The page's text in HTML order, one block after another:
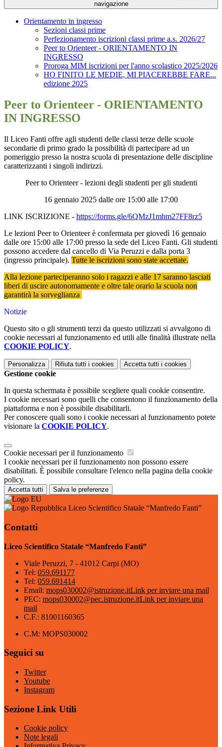
navigazione
Orientamento in ingresso
Sezioni classi prime
Perfezionamento iscrizioni classi prime a.s. 2026/27
Peer to Orienteer - ORIENTAMENTO IN
INGRESSO
Proroga MIM iscrizioni per l'anno scolastico 2025/2026
HO FINITO LE MEDIE, MI PIACEREBBE FARE...
edizione 2025
Peer to Orienteer - ORIENTAMENTO
IN INGRESSO
Il Liceo Fanti offre agli studenti delle classi terze delle scuole
secondarie di primo grado la possibilità di partecipare ad un
pomeriggio presso la nostra scuola di presentazione delle discipline
caratterizzanti i singoli indirizzi.
Peer to Orienteer - lezioni degli studenti per gli studenti
16 gennaio 2025 dalle ore 15:00 alle 17:00
LINK ISCRIZIONE - https://forms.gle/6QMzJ1mhm27FF8rz5
Le lezioni Peer to Orienteer è confermata per giovedì 16 gennaio
dalle ore 15:00 alle 17:00 presso la sede del Liceo Fanti. Gli studenti
possono accedere dal cancello di Via Peruzzi e dalla porta 3
(ingresso principale). Tutte le iscrizioni sono state accettate.
Alla lezione parteciperanno solo i ragazzi e alle 17 saranno lasciati
liberi di uscire autonomamente e oltre tale orario la scuola non
garantirà la sorveglianza
Notizie
Questo sito o gli strumenti terzi da questo utilizzati si avvalgono di
cookie necessari al funzionamento ed utili alle finalità illustrate nella
COOKIE POLICY.
Personalizza Rifiuta tutti i cookies Accetta tutti i cookies
Gestione cookie
In questa schermata è possibile scegliere quali cookie consentire.
I cookie necessari sono quelli che consentono il funzionamento della
piattaforma e non è possibile disabilitarli.
Per conoscere quali sono i cookie necessari al funzionamento potete
visionare la COOKIE POLICY.
Cookie necessari per il funzionamento
I cookie necessari per il funzionamento non possono essere
disabilitati. È possibile consultare l'elenco nella pagina della cookie
policy.
Accetta tutti Salva le preferenze
Liceo Scientifico Statale “Manfredo Fanti”
Contatti
Liceo Scientifico Statale “Manfredo Fanti”
Viale Peruzzi, 7 - 41012 Carpi (MO)
Tel: 059.691177
Tel: 059.691414
Email: mops030002@istruzione.itLink per inviare una mail
PEC: mops030002@pec.istruzione.itLink per inviare una
mail
C.F.: 81001160365
C.M: MOPS030002
Seguici su
Twitter
Youtube
Instagram
Sezione Link Utili
Cookie policy
Note legali